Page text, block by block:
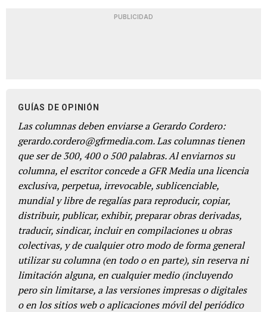
PUBLICIDAD
GUÍAS DE OPINIÓN
Las columnas deben enviarse a Gerardo Cordero:
gerardo.cordero@gfrmedia.com. Las columnas tienen
que ser de 300, 400 o 500 palabras. Al enviarnos su
columna, el escritor concede a GFR Media una licencia
exclusiva, perpetua, irrevocable, sublicenciable,
mundial y libre de regalías para reproducir, copiar,
distribuir, publicar, exhibir, preparar obras derivadas,
traducir, sindicar, incluir en compilaciones u obras
colectivas, y de cualquier otro modo de forma general
utilizar su columna (en todo o en parte), sin reserva ni
limitación alguna, en cualquier medio (incluyendo
pero sin limitarse, a las versiones impresas o digitales
o en los sitios web o aplicaciones móvil del periódico